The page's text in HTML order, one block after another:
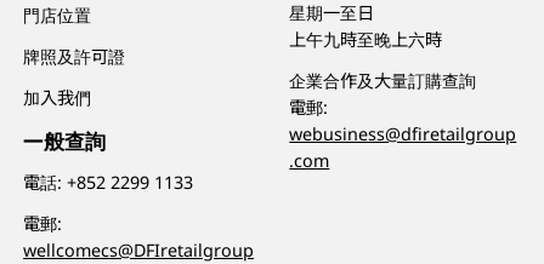
門店位置
牌照及許可證
加入我們
一般查詢
電話:+852 2299 1133
電郵:
wellcomecs@DFIretailgroup
星期一至日
上午九時至晚上六時
企業合作及大量訂購查詢
電郵:
webusiness@dfiretailgroup
.com